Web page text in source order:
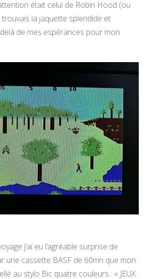
était celui de Robin Hood (ou
trouvais la jaquette splendide et
de mes espérances pour mon
j’ai eu l’agréable surprise de
une cassette BASF de 60mn que mon
au stylo Bic quatre couleurs : « JEUX